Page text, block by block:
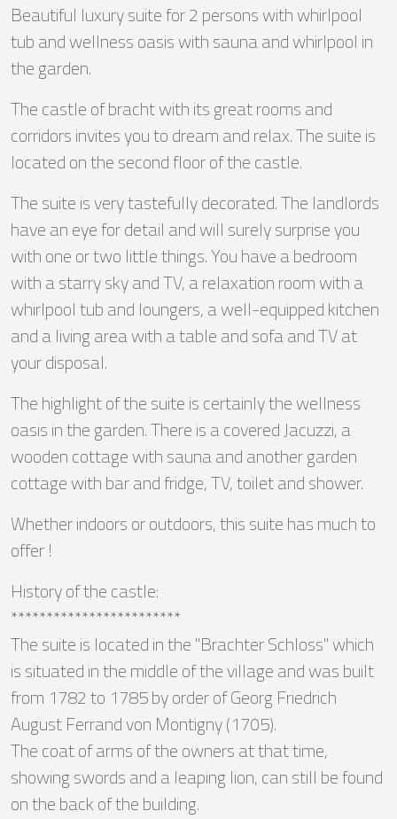
Beautiful luxury suite for 2 persons with whirlpool
tub and wellness oasis with sauna and whirlpool in
the garden.
The castle of bracht with its great rooms and
corridors invites you to dream and relax. The suite is
located on the second floor of the castle.
The suite is very tastefully decorated. The landlords
have an eye for detail and will surely surprise you
with one or two little things. You have a bedroom
with a starry sky and TV, a relaxation room with a
whirlpool tub and loungers, a well-equipped kitchen
and a living area with a table and sofa and TV at
your disposal.
The highlight of the suite is certainly the wellness
oasis in the garden. There is a covered Jacuzzi, a
wooden cottage with sauna and another garden
cottage with bar and fridge, TV, toilet and shower.
Whether indoors or outdoors, this suite has much to
offer !
History of the castle:
************************
The suite is located in the "Brachter Schloss" which
is situated in the middle of the village and was built
from 1782 to 1785 by order of Georg Friedrich
August Ferrand von Montigny (1705).
The coat of arms of the owners at that time,
showing swords and a leaping lion, can still be found
on the back of the building.